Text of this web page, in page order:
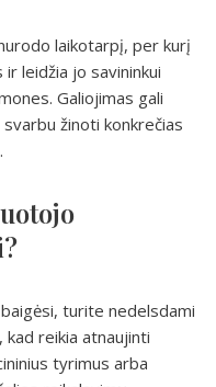
laikotarpį, per kurį
leidžia jo savininkui
Galiojimas gali
žinoti konkrečias
turite nedelsdami
reikia atnaujinti
tyrimus arba